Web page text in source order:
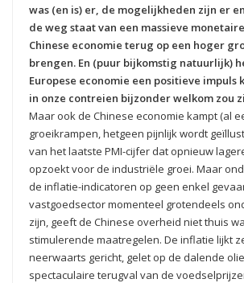
was (en is) er, de mogelijkheden zijn er
de weg staat van een massieve
Chinese economie terug op een hoger
brengen. En (puur bijkomstig natuurlijk)
Europese economie een positieve impuls
in onze contreien bijzonder welkom zou
Maar ook de Chinese economie kampt (al
groeikrampen, hetgeen pijnlijk wordt
van het laatste PMI-cijfer dat opnieuw
opzoekt voor de industriële groei. Maar
de inflatie-indicatoren op geen enkel
vastgoedsector momenteel grotendeels
zijn, geeft de Chinese overheid niet thuis
stimulerende maatregelen. De inflatie lijkt
neerwaarts gericht, gelet op de dalende
spectaculaire terugval van de